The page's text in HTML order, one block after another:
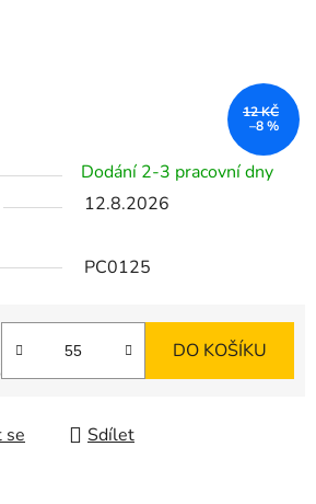
Dodání 2-3 pracovní dny
12.8.2026
PC0125
DO KOŠÍKU
se Sdílet
12 KČ
–8 %